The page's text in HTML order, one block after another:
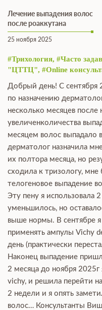
Лечение выпадения волос
после роаккутана
25 ноября 2025
#Трихология, #Часто
"ЦТТЦ", #Online
Добрый день! С сентября
по назначению
несколько месяцев после
увеличенколичества
месяцем волос выпадало
дерматолог назначила
их полтора месяца, но
сходила к тризологу, мне
телогеновое выпадение
Эту пену я использовала
уменьшилось, но
выше нормы. В сентябре я
применять ампулы Vichy
день (практически
Наконец выпадение
2 месяца до ноября 2025г
vichy, и решила перейти
2 недели и я опять
волос… Консультанты